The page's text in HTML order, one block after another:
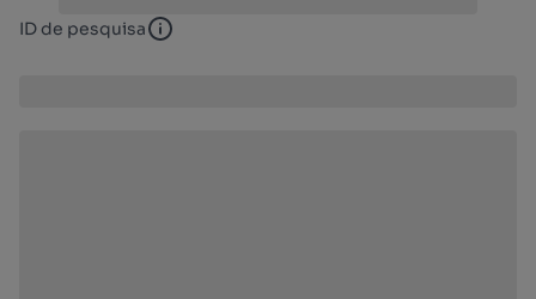
ID de pesquisa ID de pesquisa